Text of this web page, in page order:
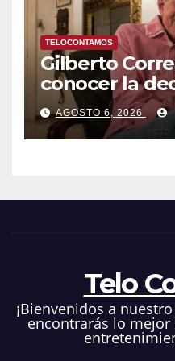
TELOCONTAMOS
Gilberto
conocer la
tribunal en su
AGOSTO 6, 2026
Telo
¡Bienvenidos a
encontrarás lo